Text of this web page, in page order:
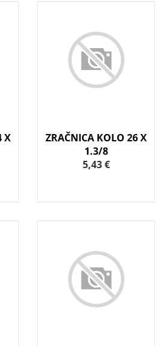
X
ZRAČNICA KOLO 26 X
1.3/8
5,43 €